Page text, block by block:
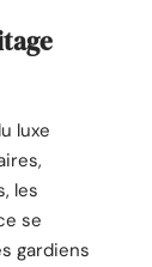
luxe
les
se
gardiens